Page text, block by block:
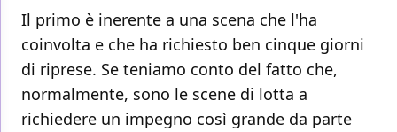
Il primo è inerente a una scena che l'ha
coinvolta e che ha richiesto ben cinque giorni
di riprese. Se teniamo conto del fatto che,
normalmente, sono le scene di lotta a
richiedere un impegno così grande da parte